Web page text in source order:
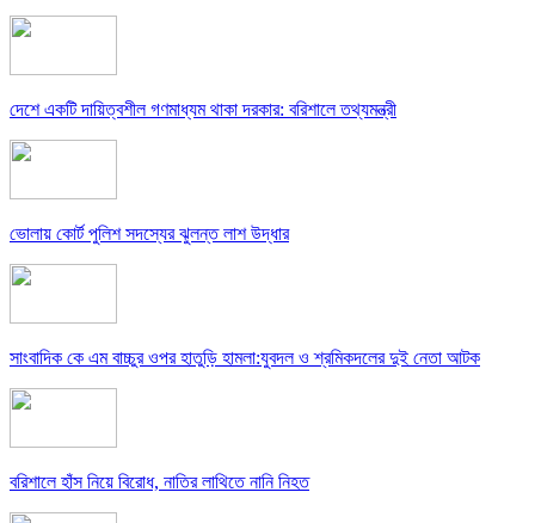
দেশে একটি দায়িত্বশীল গণমাধ্যম থাকা দরকার: বরিশালে তথ্যমন্ত্রী
ভোলায় কোর্ট পুলিশ সদস্যের ঝুলন্ত লাশ উদ্ধার
সাংবাদিক কে এম বাচ্চুর ওপর হাতুড়ি হামলা:যুবদল ও শ্রমিকদলের দুই নেতা আটক
বরিশালে হাঁস নিয়ে বিরোধ, নাতির লাথিতে নানি নিহত